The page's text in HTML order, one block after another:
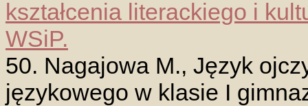
kształcenia literackiego i
WSiP.
50. Nagajowa M., Język
językowego w klasie I